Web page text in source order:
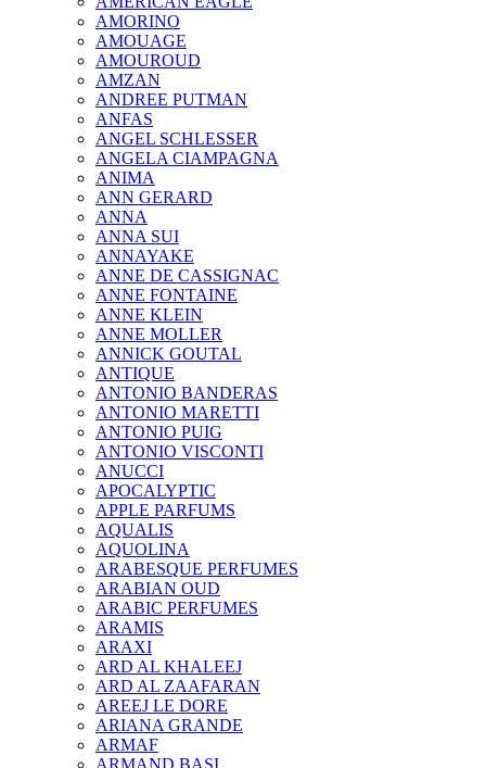
AMORINO
AMOUAGE
AMOUROUD
AMZAN
ANDREE PUTMAN
ANFAS
ANGEL SCHLESSER
ANGELA CIAMPAGNA
ANIMA
ANN GERARD
ANNA
ANNA SUI
ANNAYAKE
ANNE DE CASSIGNAC
ANNE FONTAINE
ANNE KLEIN
ANNE MOLLER
ANNICK GOUTAL
ANTIQUE
ANTONIO BANDERAS
ANTONIO MARETTI
ANTONIO PUIG
ANTONIO VISCONTI
ANUCCI
APOCALYPTIC
APPLE PARFUMS
AQUALIS
AQUOLINA
ARABESQUE PERFUMES
ARABIAN OUD
ARABIC PERFUMES
ARAMIS
ARAXI
ARD AL KHALEEJ
ARD AL ZAAFARAN
AREEJ LE DORE
ARIANA GRANDE
ARMAF
ARMAND BASI